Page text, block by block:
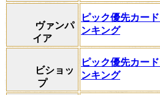
ヴァンパ
イア
ピック優先カー
ンキング
ビショッ
プ
ピック優先カー
ンキング